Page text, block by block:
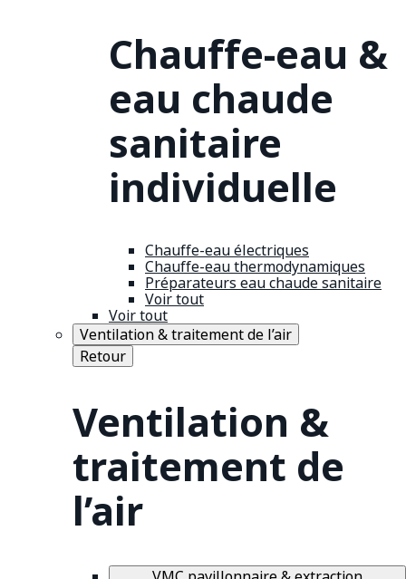
Chauffe-eau &
eau chaude
sanitaire
individuelle
Chauffe-eau électriques
Chauffe-eau thermodynamiques
Préparateurs eau chaude sanitaire
Voir tout
Voir tout
Ventilation & traitement de l’air
Retour
Ventilation &
traitement de
l’air